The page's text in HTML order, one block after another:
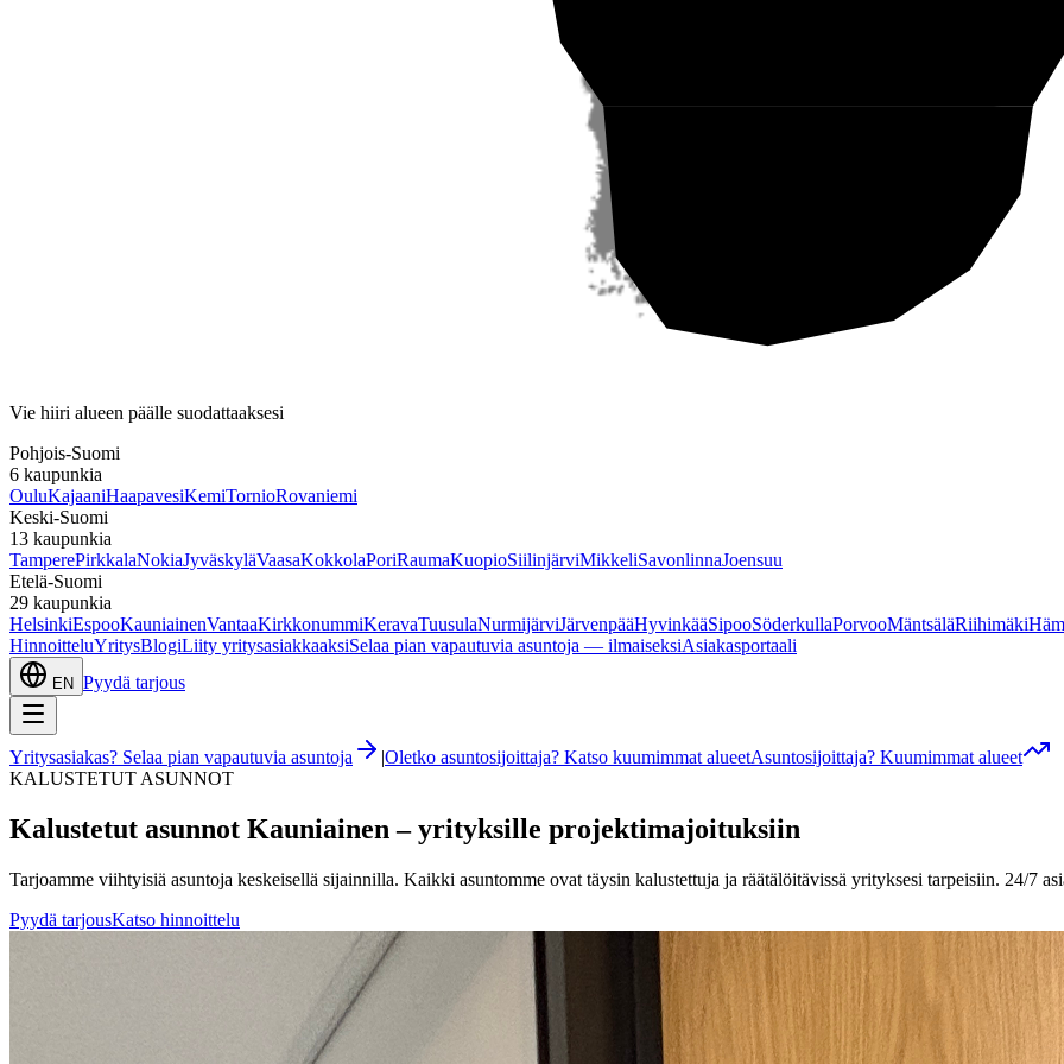
Vie hiiri alueen päälle suodattaaksesi
Pohjois-Suomi
6 kaupunkia
OuluKajaaniHaapavesiKemiTornioRovaniemi
Keski-Suomi
13 kaupunkia
TamperePirkkalaNokiaJyväskyläVaasaKokkolaPoriRaumaKuopioSiilinjärviMikkeliSavonlinnaJoensuu
Etelä-Suomi
29 kaupunkia
HelsinkiEspooKauniainenVantaaKirkkonummiKeravaTuusulaNurmijärviJärvenpääHyvinkääSipooSöderkullaPorvooMäntsäläRiihimäki
HinnoitteluYritysBlogiLiity yritysasiakkaaksiSelaa pian vapautuvia asuntoja — ilmaiseksiAsiakasportaali
EN Pyydä tarjous
Yritysasiakas? Selaa pian vapautuvia asuntoja |Oletko asuntosijoittaja? Katso kuumimmat alueetAsuntosijoittaja? Kuumimmat alueet
KALUSTETUT ASUNNOT
Kalustetut asunnot Kauniainen – yrityksille projektimajoituksiin
Tarjoamme viihtyisiä asuntoja keskeisellä sijainnilla. Kaikki asuntomme ovat täysin kalustettuja ja räätälöitävissä yrityksesi tarpeisiin. 24/7
Pyydä tarjousKatso hinnoittelu